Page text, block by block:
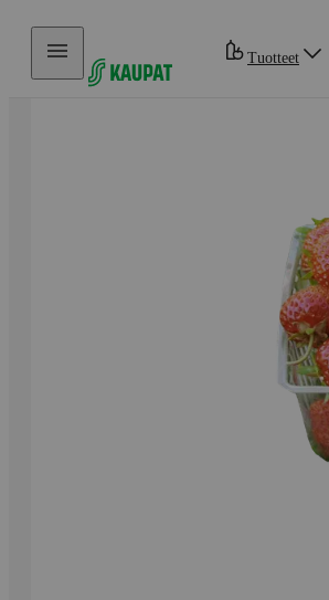
Hyppää sisältöön
Tuotteet